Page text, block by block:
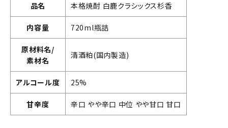
品名 本格焼酎 白鹿クラシックス杉香
内容量 720ml瓶詰
原材料名/
素材名
清酒粕(国内製造)
アルコール度 25%
甘辛度 辛口 やや辛口 中位 やや甘口 甘口